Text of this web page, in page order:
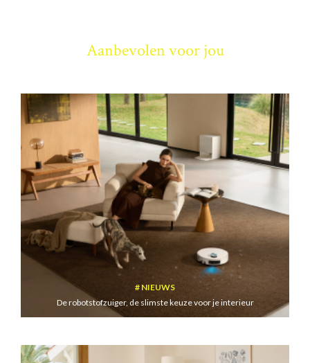
Aanbevolen voor jou
NIEUWS
De robotstofzuiger, de slimste keuze voor je interieur